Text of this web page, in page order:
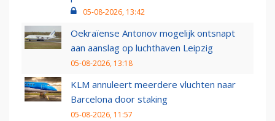
05-08-2026, 13:42
Oekraïense Antonov mogelijk ontsnapt
aan aanslag op luchthaven Leipzig
05-08-2026, 13:18
KLM annuleert meerdere vluchten naar
Barcelona door staking
05-08-2026, 11:57